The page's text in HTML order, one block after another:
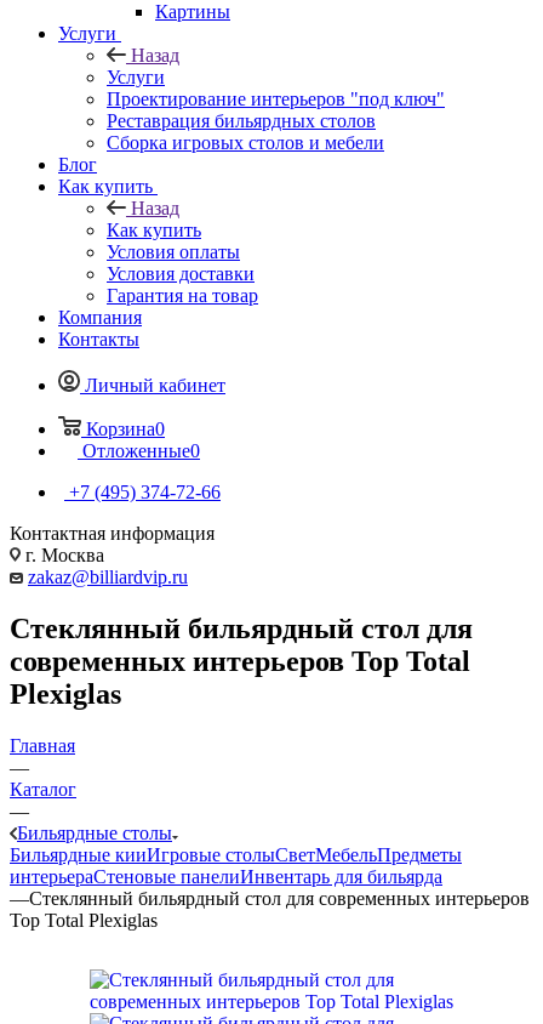
Картины
Услуги
Назад
Услуги
Проектирование интерьеров "под ключ"
Реставрация бильярдных столов
Сборка игровых столов и мебели
Блог
Как купить
Назад
Как купить
Условия оплаты
Условия доставки
Гарантия на товар
Компания
Контакты
Личный кабинет
Корзина0
Отложенные0
+7 (495) 374-72-66
Контактная информация
г. Москва
zakaz@billiardvip.ru
Стеклянный бильярдный стол для
современных интерьеров Top Total
Plexiglas
Главная
—
Каталог
—
Бильярдные столы
Бильярдные кииИгровые столыСветМебельПредметы
интерьераСтеновые панелиИнвентарь для бильярда
—Стеклянный бильярдный стол для современных интерьеров
Top Total Plexiglas